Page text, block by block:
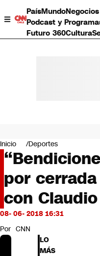
PaísMundoNegocios
Podcast y
Futuro 360Cultura
Negocios
Deportes
Programas completos
Cultura
Servicios
Bits
CNN tiempo
Futuro 360
Opinión
Inicio Deportes
por
con
08- 06- 2018 16:31
Por CNN
LO
MÁS